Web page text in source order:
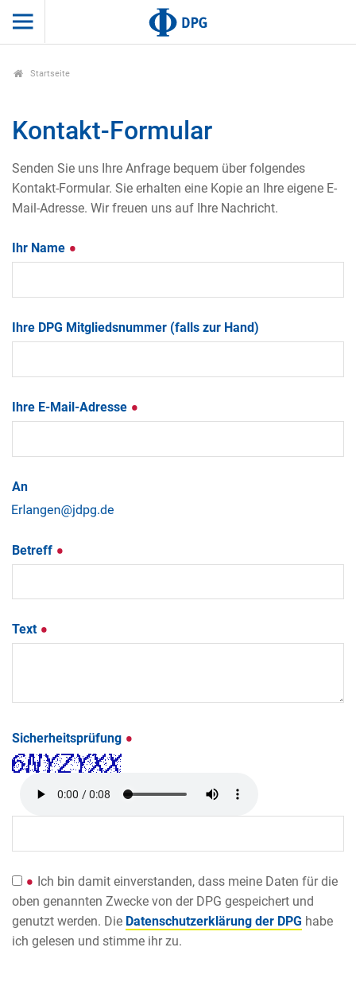
Startseite
Kontakt-Formular
Senden Sie uns Ihre Anfrage bequem über folgendes
Kontakt-Formular. Sie erhalten eine Kopie an Ihre eigene E-
Mail-Adresse. Wir freuen uns auf Ihre Nachricht.
Ihr Name
Ihre DPG Mitgliedsnummer (falls zur Hand)
Ihre E-Mail-Adresse
An
Betreff
Text
Sicherheitsprüfung
Ich bin damit einverstanden, dass meine Daten für die
oben genannten Zwecke von der DPG gespeichert und
genutzt werden. Die Datenschutzerklärung der DPG habe
ich gelesen und stimme ihr zu.